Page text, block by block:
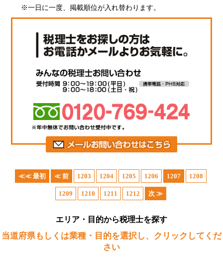
※一日に一度、掲載順位が入れ替わります。
≪≪ 最初 ≪ 前 1203 1204 1205 1206 1207 1208
1209 1210 1211 1212 次 ≫
エリア・目的から税理士を探す
当道府県もしくは業種・目的を選択し、クリックしてくだ
さい